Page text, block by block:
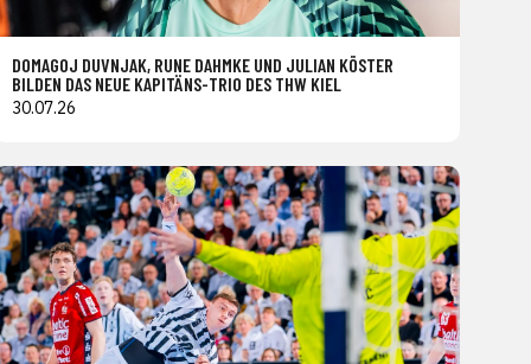
DOMAGOJ DUVNJAK, RUNE DAHMKE UND JULIAN KÖSTER
BILDEN DAS NEUE KAPITÄNS-TRIO DES THW KIEL
30.07.26